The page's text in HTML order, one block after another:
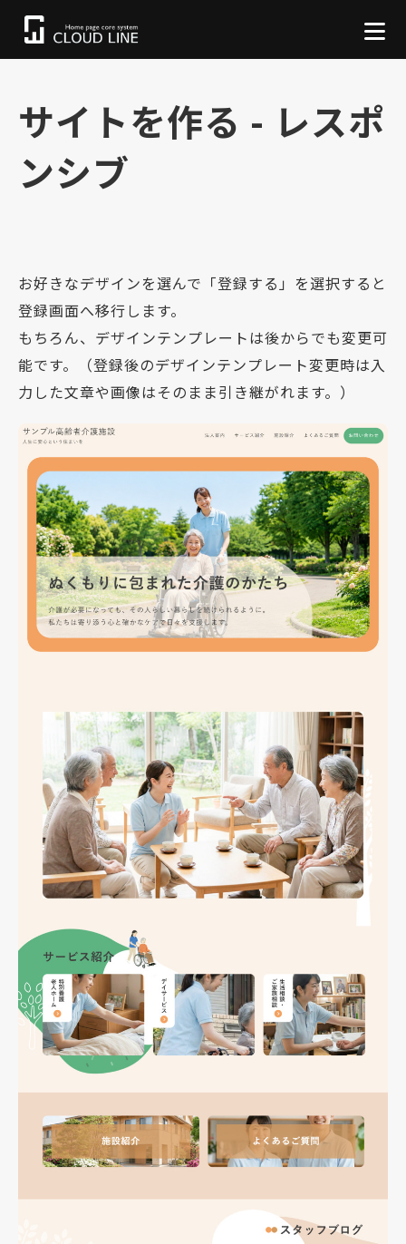
サイトを作る - レスポ
ンシブ
お好きなデザインを選んで「登録する」を選択すると
登録画面へ移行します。
もちろん、デザインテンプレートは後からでも変更可
能です。（登録後のデザインテンプレート変更時は入
力した文章や画像はそのまま引き継がれます。）